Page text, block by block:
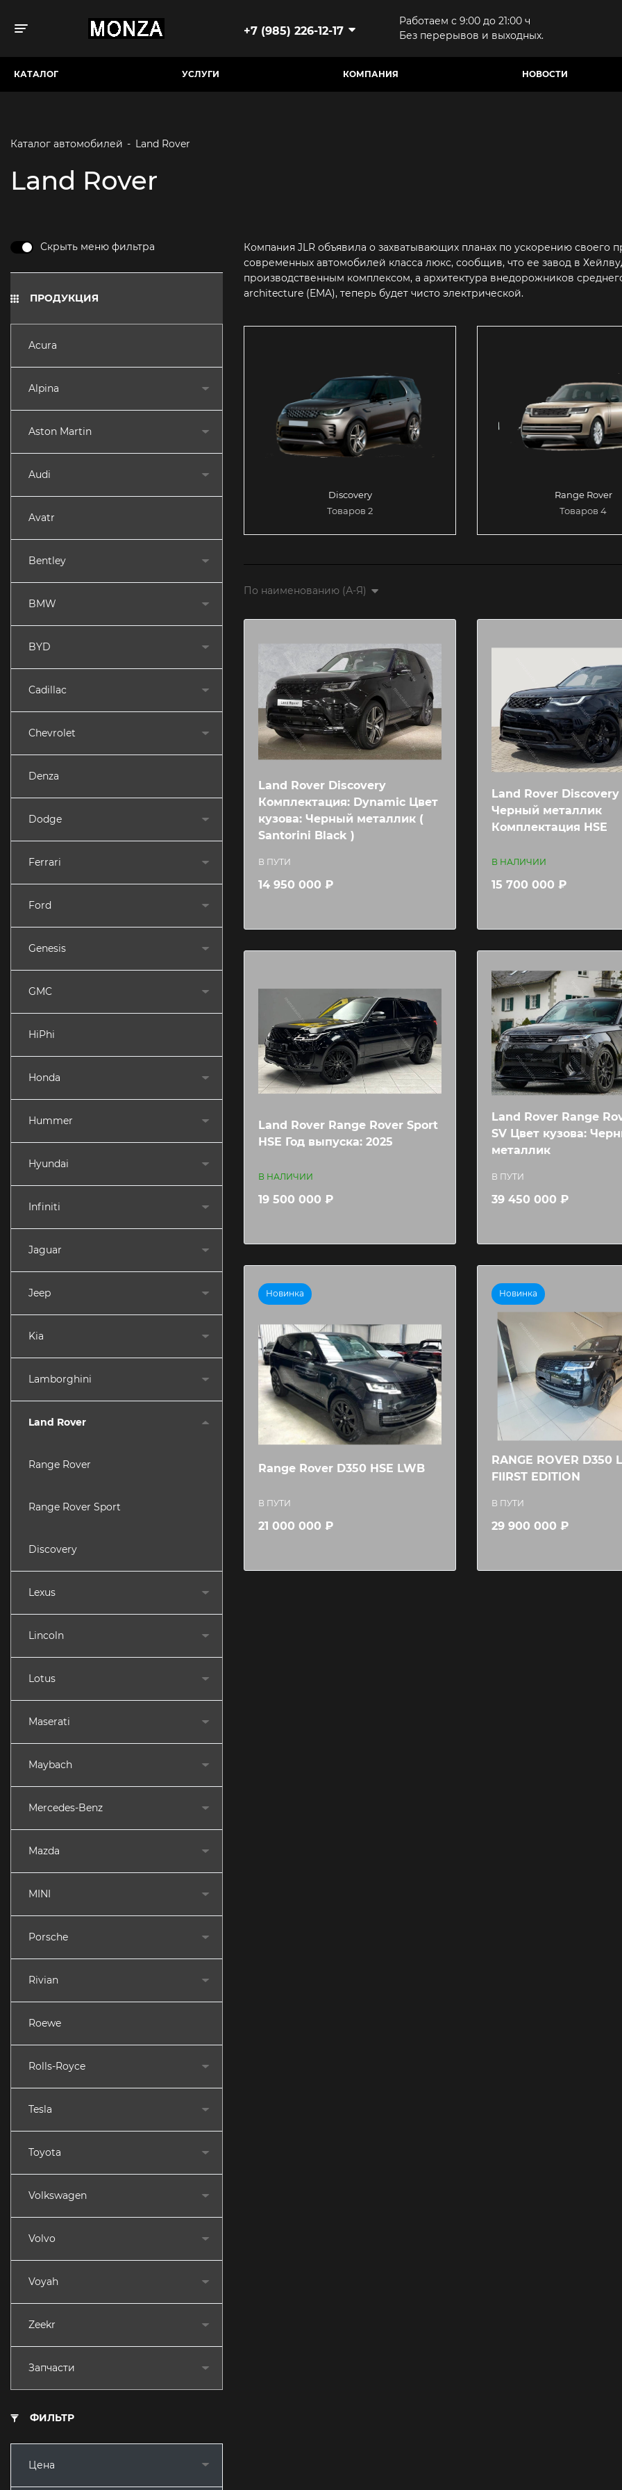
Toggle navigation +7 (985) 226-12-17
Работаем с 9:00 до 21:00 ч
Без перерывов и выходных.
КАТАЛОГ УСЛУГИ КОМПАНИЯ НОВОСТИ
Каталог автомобилей - Land Rover
Land Rover
Скрыть меню фильтра
ПРОДУКЦИЯ
Acura
Alpina
Aston Martin
Audi
Avatr
Bentley
BMW
BYD
Cadillac
Chevrolet
Denza
Dodge
Ferrari
Ford
Genesis
GMC
HiPhi
Honda
Hummer
Hyundai
Infiniti
Jaguar
Jeep
Kia
Lamborghini
Land Rover
Range Rover
Range Rover Sport
Discovery
Lexus
Lincoln
Lotus
Maserati
Maybach
Mercedes-Benz
Mazda
MINI
Porsche
Rivian
Roewe
Rolls-Royce
Tesla
Toyota
Volkswagen
Volvo
Voyah
Zeekr
Запчасти
ФИЛЬТР
Цена
Компания JLR объявила о захватывающих планах по ускорению
современных автомобилей класса люкс, сообщив, что ее завод в
производственным комплексом, а архитектура внедорожников
architecture (EMA), теперь будет чисто электрической.
Discovery
Товаров 2
Range Rover
Товаров 4
По наименованию (А-Я)
Land Rover Discovery
Комплектация: Dynamic Цвет
кузова: Черный металлик (
Santorini Black )
В ПУТИ
14 950 000 ₽
Land Rover
Черный металлик
Комплектация HSE
В НАЛИЧИИ
15 700 000 ₽
Land Rover Range Rover Sport
HSE Год выпуска: 2025
В НАЛИЧИИ
19 500 000 ₽
Land Rover Range
SV Цвет кузова:
металлик
В ПУТИ
39 450 000 ₽
Новинка
Range Rover D350 HSE LWB
В ПУТИ
21 000 000 ₽
Новинка
RANGE ROVER D350
FIIRST EDITION
В ПУТИ
29 900 000 ₽